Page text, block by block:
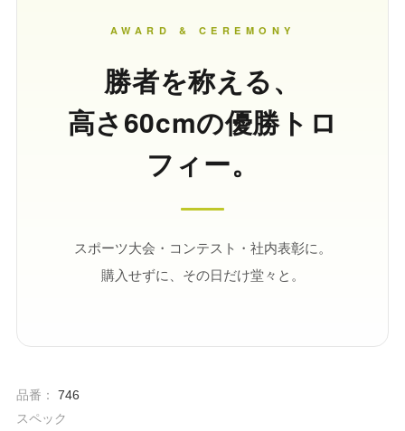
AWARD & CEREMONY
勝者を称える、
高さ60cmの優勝トロ
フィー。
スポーツ大会・コンテスト・社内表彰に。
購入せずに、その日だけ堂々と。
品番：
746
スペック